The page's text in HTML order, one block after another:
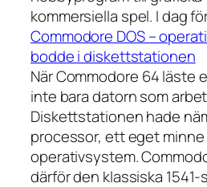
kommersiella spel. I dag
Commodore DOS –
bodde i diskettstationen
När Commodore 64 läste
inte bara datorn som
Diskettstationen hade
processor, ett eget
operativsystem.
därför den klassiska